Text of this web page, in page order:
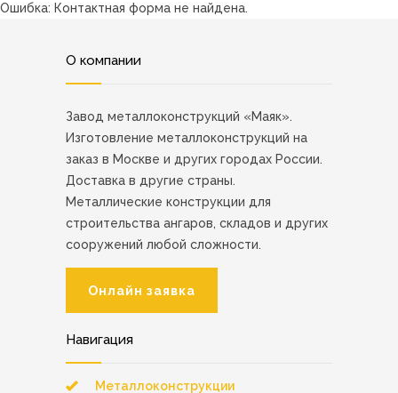
Ошибка: Контактная форма не найдена.
О компании
Завод металлоконструкций «Маяк».
Изготовление металлоконструкций на
заказ в Москве и других городах России.
Доставка в другие страны.
Металлические конструкции для
строительства ангаров, складов и других
сооружений любой сложности.
Онлайн заявка
Навигация
Металлоконструкции